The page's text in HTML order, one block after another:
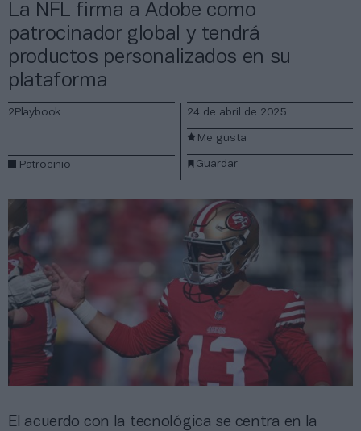
La NFL firma a Adobe como
patrocinador global y tendrá
productos personalizados en su
plataforma
El acuerdo con la tecnológica se centra en la
2Playbook
Patrocinio
24 de abril de 2025
Guardar
Me gusta